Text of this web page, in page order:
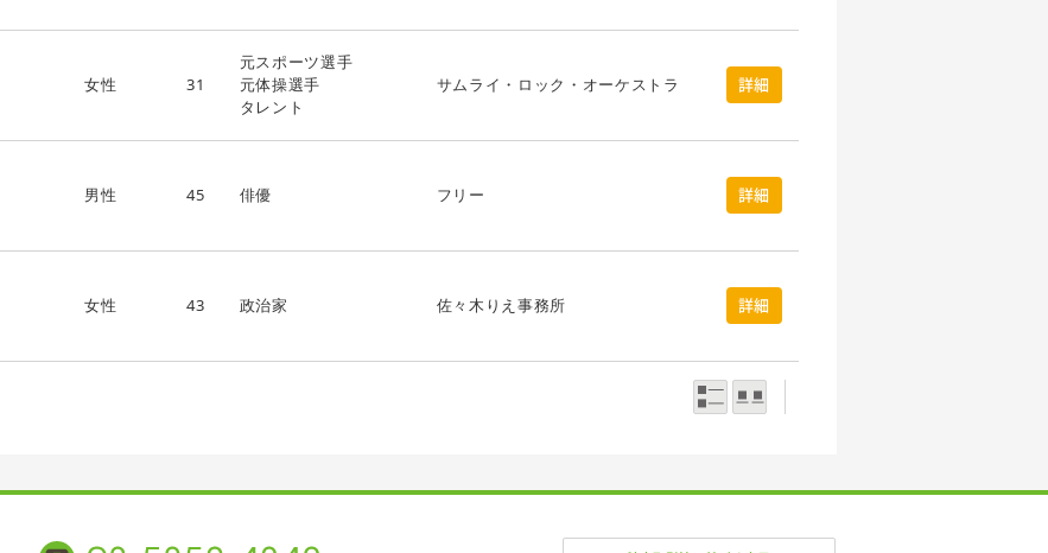
女性 31
元スポーツ選手
元体操選手
タレント
サムライ・ロック・オーケストラ 詳細
男性 45 俳優 フリー 詳細
女性 43 政治家 佐々木りえ事務所 詳細
一覧表示写真表示